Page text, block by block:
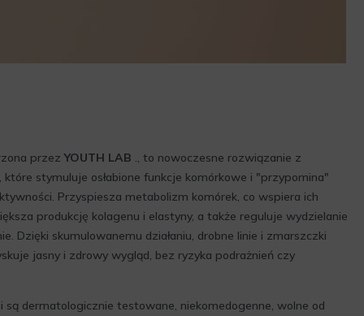
przezYOUTH LAB ., to nowoczesne rozwiązanie z
stymuluje osłabione funkcje komórkowe i "przypomina"
Przyspiesza metabolizm komórek, co wspiera ich
produkcję kolagenu i elastyny, a także reguluje wydzielanie
Dzięki skumulowanemu działaniu, drobne linie i zmarszczki
jasny i zdrowy wygląd, bez ryzyka podrażnień czy
dermatologicznie testowane, niekomedogenne, wolne od